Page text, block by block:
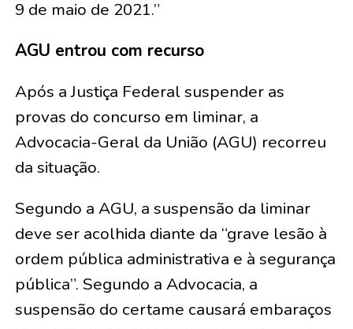
9 de maio de 2021.”
AGU entrou com recurso
Após a Justiça Federal suspender as
provas do concurso em liminar, a
Advocacia-Geral da União (AGU) recorreu
da situação.
Segundo a AGU, a suspensão da liminar
deve ser acolhida diante da “grave lesão à
ordem pública administrativa e à segurança
pública”. Segundo a Advocacia, a
suspensão do certame causará embaraços